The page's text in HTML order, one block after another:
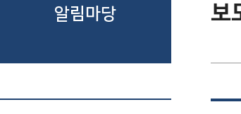
알림마당 보